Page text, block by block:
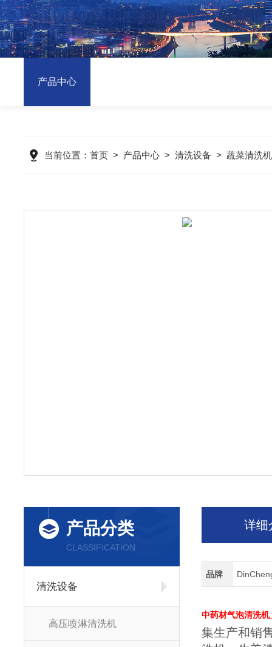
产品中心
当前位置： 首页 > 产品中心 > 清洗设备 > 蔬菜清洗机
产品分类
CLASSIFICATION
清洗设备
高压喷淋清洗机
详细
品牌
中药材气泡清洗
集生产和销